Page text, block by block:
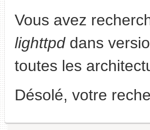
Vous avez
lighttpddans
toutes les
Désolé, votre